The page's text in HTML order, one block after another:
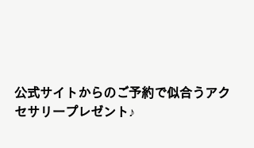
公式サイトからのご予約で似合うアク
セサリープレゼント♪